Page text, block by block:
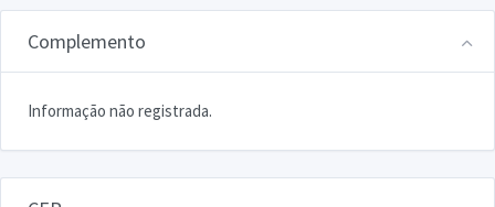
Complemento
Informação não registrada.